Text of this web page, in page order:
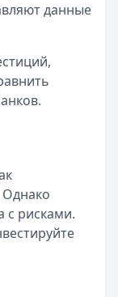
данные
с рисками.